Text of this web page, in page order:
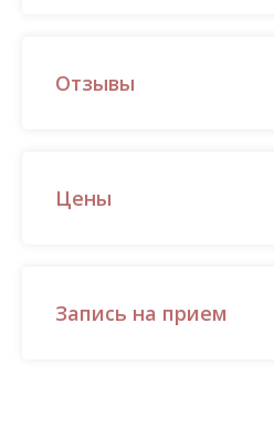
Отзывы
Цены
Запись на прием